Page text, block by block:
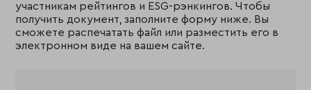
участникам рейтингов и ESG-рэнкингов. Чтобы
получить документ, заполните форму ниже. Вы
сможете распечатать файл или разместить его в
электронном виде на вашем сайте.